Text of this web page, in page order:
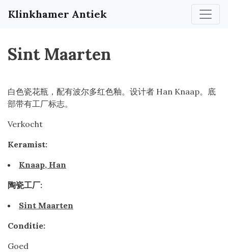
Klinkhamer Antiek
Sint Maarten
白色瓷花瓶，配有波尔多红色釉。设计者 Han Knaap。底
部带有工厂标志。
Verkocht
Keramist:
Knaap, Han
陶瓷工厂:
Sint Maarten
Conditie:
Goed